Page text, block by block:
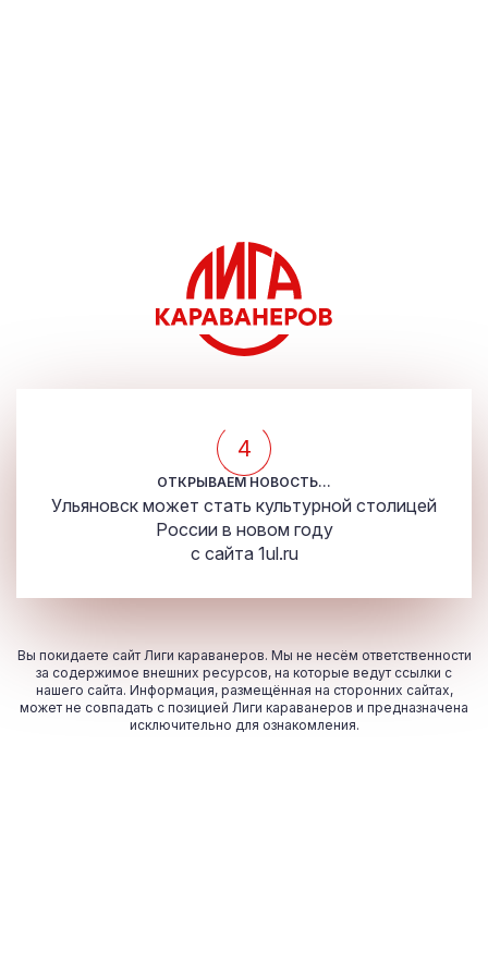
4
ОТКРЫВАЕМ НОВОСТЬ...
Ульяновск может стать культурной столицей
России в новом году
с сайта 1ul.ru
Вы покидаете сайт Лиги караванеров. Мы не несём ответственности
за содержимое внешних ресурсов, на которые ведут ссылки с
нашего сайта. Информация, размещённая на сторонних сайтах,
может не совпадать с позицией Лиги караванеров и предназначена
исключительно для ознакомления.